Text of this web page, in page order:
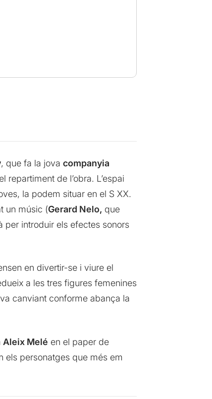
, que fa la jova companyia
repartiment de l’obra. L’espai
la podem situar en el S XX.
un músic (Gerard Nelo, que
per introduir els efectes sonors
en divertir-se i viure el
a les tres figures femenines
canviant conforme abança la
Aleix Melé en el paper de
els personatges que més em